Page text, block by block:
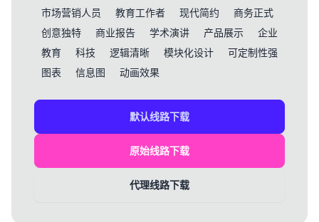
市场营销人员
教育工作者 现代简约
商务正式
创意独特
商业报告 学术演讲 产品展示
企业
教育
科技 逻辑清晰 模块化设计
可定制性强
图表
信息图 动画效果
默认线路下载
原始线路下载
代理线路下载